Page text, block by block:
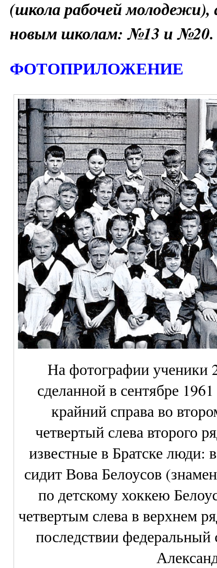
(школа рабочей молодежи),
новым школам: №13 и №20.
ФОТОПРИЛОЖЕНИЕ
На фотографии
сделанной в сентябре
крайний справа во
четвертый слева второго
известные в Братске люди:
сидит Вова Белоусов
по детскому хоккею
четвертым слева в верхнем
последствии